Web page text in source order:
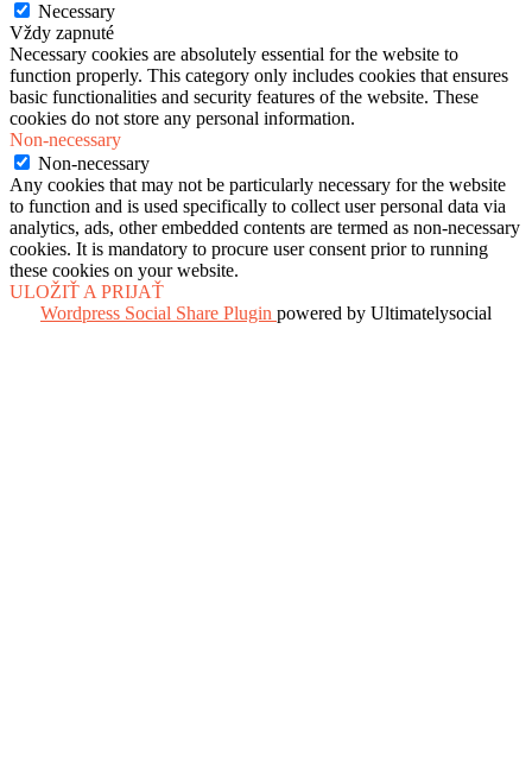
Necessary
Vždy zapnuté
Necessary cookies are absolutely essential for the website to
function properly. This category only includes cookies that ensures
basic functionalities and security features of the website. These
cookies do not store any personal information.
Non-necessary
Non-necessary
Any cookies that may not be particularly necessary for the website
to function and is used specifically to collect user personal data via
analytics, ads, other embedded contents are termed as non-necessary
cookies. It is mandatory to procure user consent prior to running
these cookies on your website.
ULOŽIŤ A PRIJAŤ
Wordpress Social Share Plugin powered by Ultimatelysocial